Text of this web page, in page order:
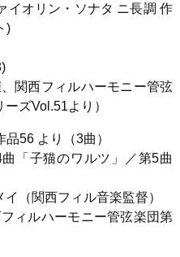
イオリン・ソナタ ニ長調 作
)
関西フィルハーモニー管弦
ズVol.51より）
品56より（3曲）
曲「子猫のワルツ」／第5曲
（関西フィル音楽監督）
ィルハーモニー管弦楽団第